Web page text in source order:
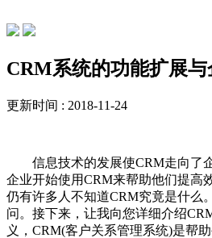
CRM系统的功能扩展
更新时间 : 2018-11-24
信息技术的发展使CRM走向了
企业开始使用CRM来帮助他们提高
仍有许多人不知道CRM究竟是什么
问。接下来，让我向您详细介绍
义，CRM(客户关系管理系统)是帮